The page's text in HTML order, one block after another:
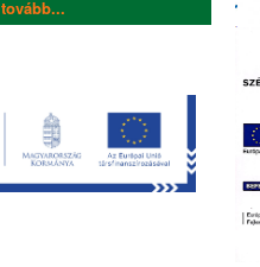
tovább...